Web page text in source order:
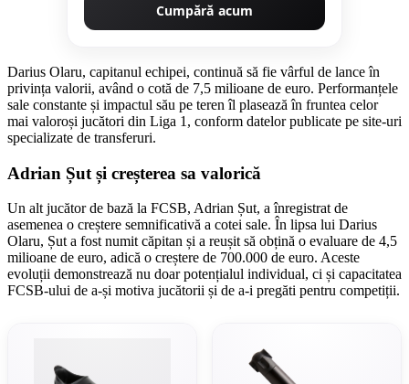
Cumpără acum
Darius Olaru, capitanul echipei, continuă să fie vârful de lance în
privința valorii, având o cotă de 7,5 milioane de euro. Performanțele
sale constante și impactul său pe teren îl plasează în fruntea celor
mai valoroși jucători din Liga 1, conform datelor publicate pe site-uri
specializate de transferuri.
Adrian Șut și creșterea sa valorică
Un alt jucător de bază la FCSB, Adrian Șut, a înregistrat de
asemenea o creștere semnificativă a cotei sale. În lipsa lui Darius
Olaru, Șut a fost numit căpitan și a reușit să obțină o evaluare de 4,5
milioane de euro, adică o creștere de 700.000 de euro. Aceste
evoluții demonstrează nu doar potențialul individual, ci și capacitatea
FCSB-ului de a-și motiva jucătorii și de a-i pregăti pentru competiții.